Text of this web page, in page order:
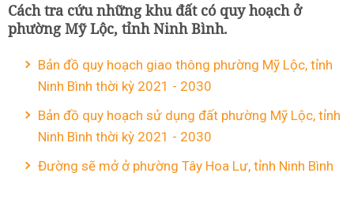
Cách tra cứu những khu đất có quy hoạch ở
phường Mỹ Lộc, tỉnh Ninh Bình.
Bản đồ quy hoạch giao thông phường Mỹ Lộc, tỉnh
Ninh Bình thời kỳ 2021 - 2030
Bản đồ quy hoạch sử dụng đất phường Mỹ Lộc, tỉnh
Ninh Bình thời kỳ 2021 - 2030
Đường sẽ mở ở phường Tây Hoa Lư, tỉnh Ninh Bình